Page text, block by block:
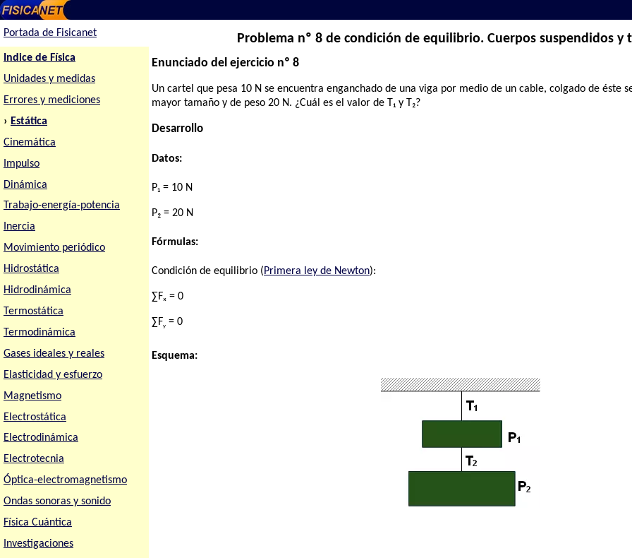
Portada de Fisicanet
Indice de Física
Unidades y medidas
Errores y mediciones
› Estática
Cinemática
Impulso
Dinámica
Trabajo-energía-potencia
Inercia
Movimiento periódico
Hidrostática
Hidrodinámica
Termostática
Termodinámica
Gases ideales y reales
Elasticidad y esfuerzo
Magnetismo
Electrostática
Electrodinámica
Electrotecnia
Óptica-electromagnetismo
Ondas sonoras y sonido
Física Cuántica
Investigaciones
Problema nº 8 de condición de equilibrio. Cuerpos suspendidos y
Enunciado del ejercicio nº 8
Un cartel que pesa 10 N se encuentra enganchado de una viga por medio de un cable, colgado de éste
mayor tamaño y de peso 20 N. ¿Cuál es el valor de T₁ y T₂?
Desarrollo
Datos:
P₁ = 10 N
P₂ = 20 N
Fórmulas:
Condición de equilibrio (Primera ley de Newton):
∑Fₓ = 0
∑Fy = 0
Esquema: